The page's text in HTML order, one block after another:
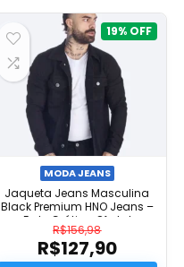
R$94,28.
19%
MODA JEANS
Jaqueta Jeans Masculina
Black Premium HNO Jeans –
Frete Grátis e Oferta!
R$156,98
O
R$127,90